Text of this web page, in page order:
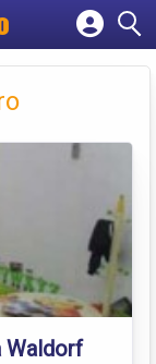
Waldorf